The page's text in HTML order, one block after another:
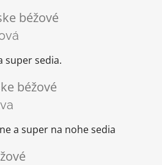
béžové
5 z 5 hviezdičiek.
super sedia.
béžové
5 z 5 hviezdičiek.
a super na nohe sedia